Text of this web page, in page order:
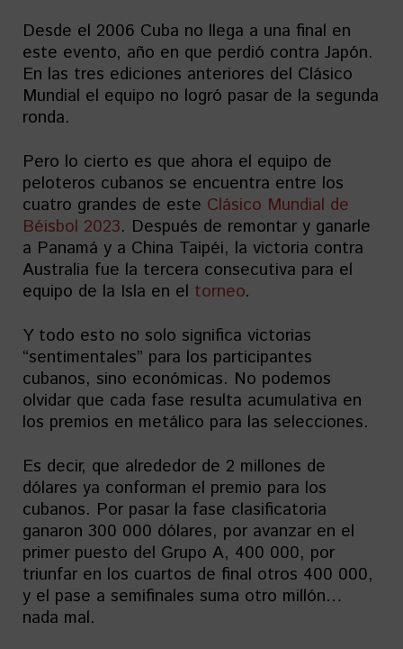
Desde el 2006 Cuba no llega a una final en
este evento, año en que perdió contra Japón.
En las tres ediciones anteriores del Clásico
Mundial el equipo no logró pasar de la segunda
ronda.
Pero lo cierto es que ahora el equipo de
peloteros cubanos se encuentra entre los
cuatro grandes de este Clásico Mundial de
Béisbol 2023. Después de remontar y ganarle
a Panamá y a China Taipéi, la victoria contra
Australia fue la tercera consecutiva para el
equipo de la Isla en el torneo.
Y todo esto no solo significa victorias
“sentimentales” para los participantes
cubanos, sino económicas. No podemos
olvidar que cada fase resulta acumulativa en
los premios en metálico para las selecciones.
Es decir, que alrededor de 2 millones de
dólares ya conforman el premio para los
cubanos. Por pasar la fase clasificatoria
ganaron 300 000 dólares, por avanzar en el
primer puesto del Grupo A, 400 000, por
triunfar en los cuartos de final otros 400 000,
y el pase a semifinales suma otro millón…
nada mal.